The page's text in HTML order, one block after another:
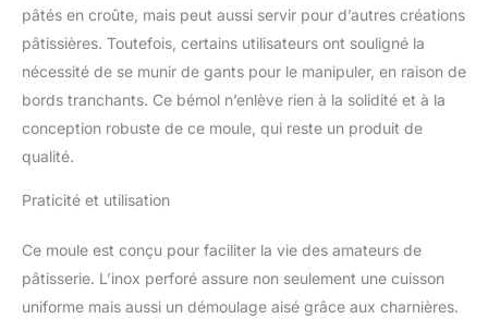
à vous faire concernant
les substances nocives.
conception tout-en-un
présente de très
nombreux avantages : il
bords plats, qui vous
permettra de border la
pâte des pâtés en
croûte. ENTRETIEN :
pâtés en croûte, mais peut aussi servir pour d’autres créations
pâtissières. Toutefois, certains utilisateurs ont souligné la
nécessité de se munir de gants pour le manipuler, en raison de
bords tranchants. Ce bémol n’enlève rien à la solidité et à la
conception robuste de ce moule, qui reste un produit de
qualité.
Praticité et utilisation
Ce moule est conçu pour faciliter la vie des amateurs de
pâtisserie. L’inox perforé assure non seulement une cuisson
uniforme mais aussi un démoulage aisé grâce aux charnières.